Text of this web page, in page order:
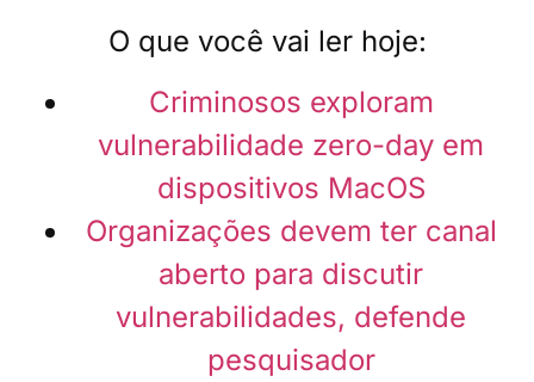
O que você vai ler hoje:
Criminosos exploram
vulnerabilidade zero-day em
dispositivos MacOS
Organizações devem ter canal
aberto para discutir
vulnerabilidades, defende
pesquisador